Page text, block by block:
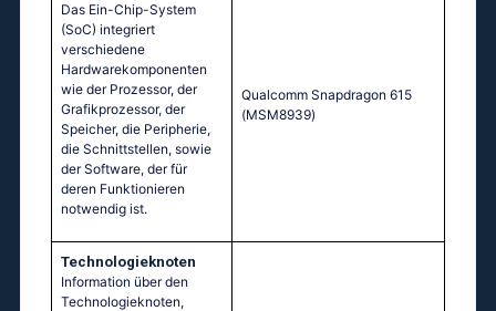
Das Ein-Chip-System
(SoC) integriert
verschiedene
Hardwarekomponenten
wie der Prozessor, der
Grafikprozessor, der
Speicher, die Peripherie,
die Schnittstellen, sowie
der Software, der für
deren Funktionieren
notwendig ist.
Quаlсоmm Snарdrаgоn 615
(МSМ8939)
Technologieknoten
Information über den
Technologieknoten,